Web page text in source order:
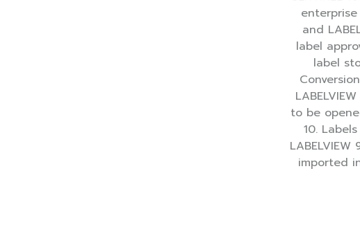
and
label
label
to be
10.
imported